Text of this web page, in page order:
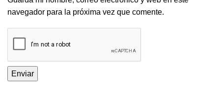
navegador para la próxima vez que comente.